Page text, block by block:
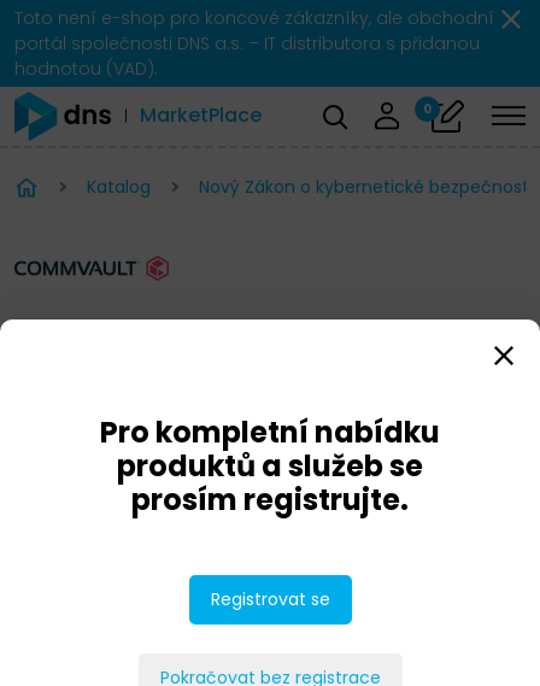
Toto není e-shop pro koncové zákazníky, ale obchodní
portál společnosti DNS a.s. – IT distributora s přidanou
hodnotou (VAD).
MarketPlace 0
Katalog Nový Zákon o kybernetické bezpečnosti
Recovery
Pro kompletní nabídku
produktů a služeb se
prosím registrujte.
Registrovat se
Pokračovat bez registrace